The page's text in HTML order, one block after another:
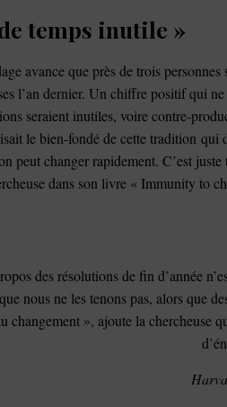
temps inutile »
avance que près de trois
l’an dernier. Un chiffre positif qui
seraient inutiles, voire contre-
le bien-fondé de cette tradition qui
peut changer rapidement. C’est
dans son livre « Immunity to
des résolutions de fin d’année
nous ne les tenons pas, alors que
changement », ajoute la chercheuse